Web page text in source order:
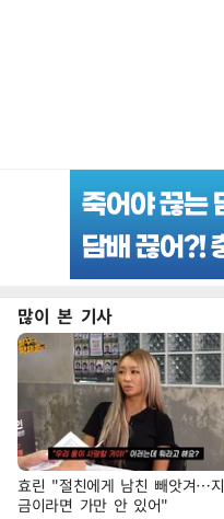
많이 본 기사
효린 "절친에게 남친 빼앗겨…지
금이라면 가만 안 있어"